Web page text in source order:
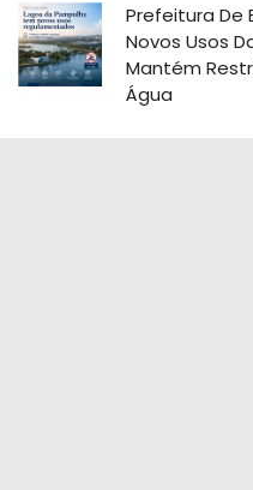
Prefeitura De
Novos Usos
Mantém
Água